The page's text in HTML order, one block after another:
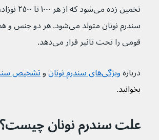
قومی را تحت تاثیر قرار می‌دهد.
درباره ویژگی‌های سندرم نونان و تشخیص
بخوانید.
علت سندرم نونان چیست؟